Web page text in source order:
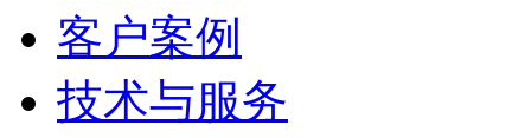
客户案例
技术与服务